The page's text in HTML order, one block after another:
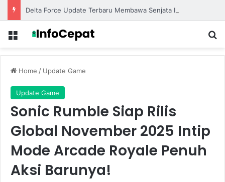
Menu
Home / Update Game
Update Game
Sonic Rumble Siap Rilis
Global November 2025 Intip
Mode Arcade Royale Penuh
Aksi Barunya!